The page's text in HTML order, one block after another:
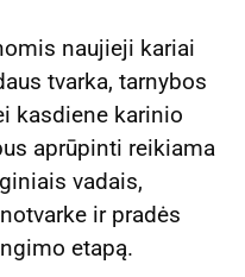
naujieji kariai
tvarka, tarnybos
kasdiene karinio
aprūpinti reikiama
vadais,
ir pradės
etapą.